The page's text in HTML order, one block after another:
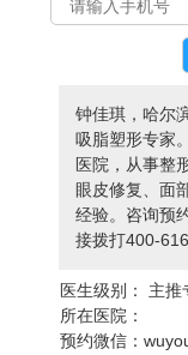
钟佳琪，哈尔
吸脂塑形专家
医院，从事整
眼皮修复、面
经验。咨询预
接拨打400-
医生级别：
主推
所在医院：
预约微信：